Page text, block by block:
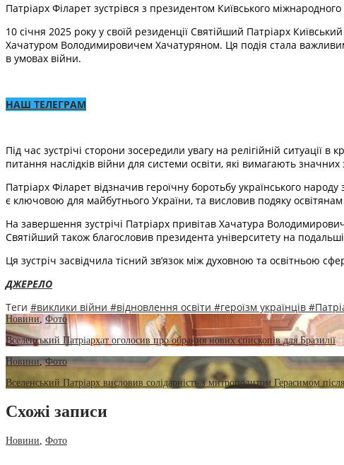
Патріарх Філарет зустрівся з президентом Київського міжнародного
10 січня 2025 року у своїй резиденції Святійший Патріарх
Хачатуром Володимировичем Хачатуряном. Ця подія стала
в умовах війни.
НАШ ТЕЛЕГРАМ
Під час зустрічі сторони зосередили увагу на релігійній
питання наслідків війни для системи освіти, які вимагають
Патріарх Філарет відзначив героїчну боротьбу українського
є ключовою для майбутнього України, та висловив подяку
На завершення зустрічі Патріарх привітав Хачатура
Святійший також благословив президента університету на
Ця зустріч засвідчила тісний зв’язок між духовною та освітньою
ДЖЕРЕЛО
Теги #виклики війни #відновлення освіти #героїзм українців
Новини ,Фото
Вселенський Патріархат оголосив про обрання нових єпископів для Бразилії
Новини,Фото
Вселенський Патріарх висловив солідарність з митрополитом Герасимом після
Схожі записи
Новини, Фото